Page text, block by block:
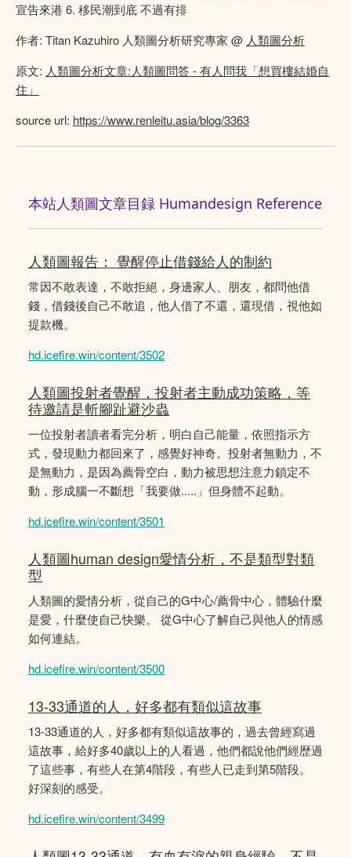
宣告來港 6. 移民潮到底 不過有排
作者: Titan Kazuhiro 人類圖分析研究專家 @ 人類圖分析
原文: 人類圖分析文章:人類圖問答 - 有人問我「想買樓結婚自
住」
source url: https://www.renleitu.asia/blog/3363
本站人類圖文章目録 Humandesign Reference
人類圖報告： 覺醒停止借錢給人的制約
常因不敢表達，不敢拒絕，身邊家人、朋友，都問他借
錢，借錢後自己不敢追，他人借了不還，還現借，視他如
提款機。
hd.icefire.win/content/3502
人類圖投射者覺醒，投射者主動成功策略，等
待邀請是斬腳趾避沙蟲
一位投射者讀者看完分析，明白自己能量，依照指示方
式，發現動力都回來了，感覺好神奇。投射者無動力，不
是無動力，是因為薦骨空白，動力被思想注意力鎖定不
動，形成腦一不斷想「我要做.....」但身體不起動。
hd.icefire.win/content/3501
人類圖human design愛情分析，不是類型對類
型
人類圖的愛情分析，從自己的G中心/薦骨中心，體驗什麼
是愛，什麼使自己快樂。 從G中心了解自己與他人的情感
如何連結。
hd.icefire.win/content/3500
13-33通道的人，好多都有類似這故事
13-33通道的人，好多都有類似這故事的，過去曾經寫過
這故事，給好多40歲以上的人看過，他們都說他們經歴過
了這些事，有些人在第4階段，有些人已走到第5階段。
好深刻的感受。
hd.icefire.win/content/3499